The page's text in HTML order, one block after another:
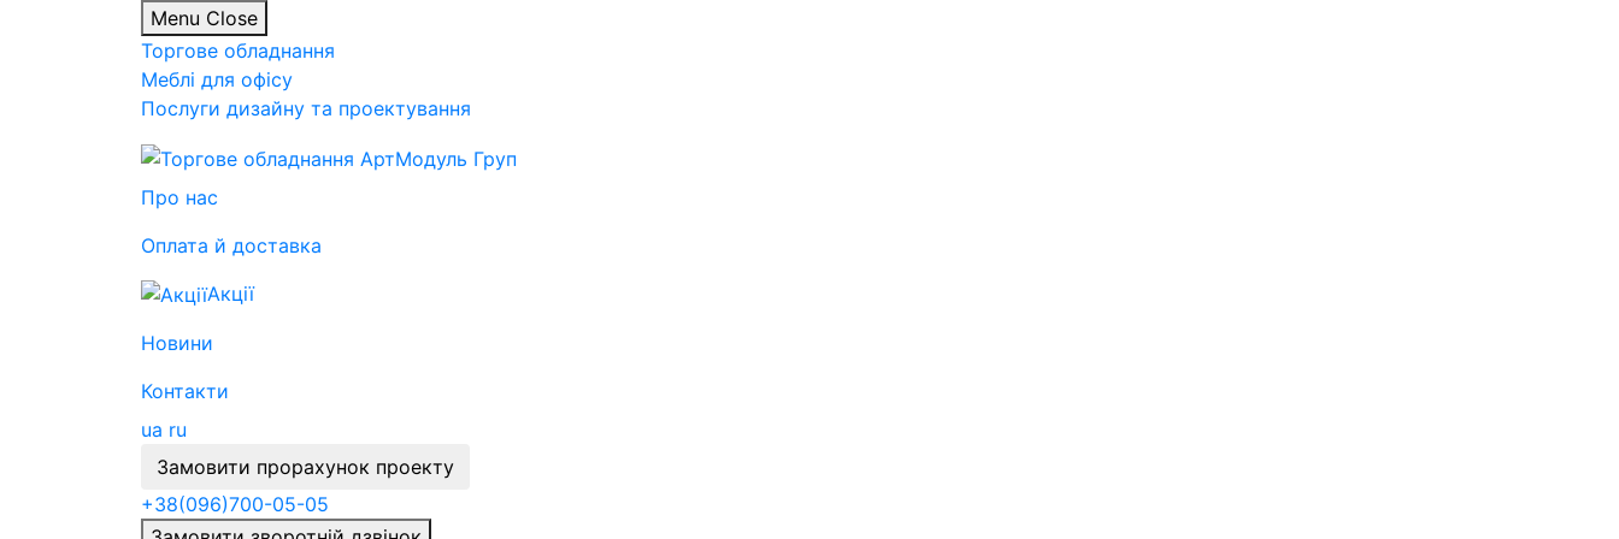
Menu Close
Торгове обладнання
Меблі для офісу
Послуги дизайну та проектування
Про нас
Оплата й доставка
Акції
Новини
Контакти
ua ru
Замовити прорахунок проекту
+38(096)700-05-05